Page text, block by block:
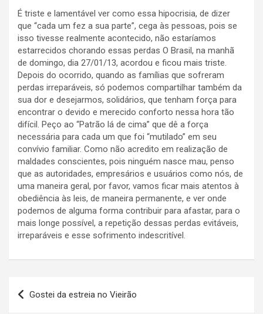
É triste e lamentável ver como essa hipocrisia, de dizer
que “cada um fez a sua parte”, cega às pessoas, pois se
isso tivesse realmente acontecido, não estaríamos
estarrecidos chorando essas perdas O Brasil, na manhã
de domingo, dia 27/01/13, acordou e ficou mais triste.
Depois do ocorrido, quando as famílias que sofreram
perdas irreparáveis, só podemos compartilhar também da
sua dor e desejarmos, solidários, que tenham força para
encontrar o devido e merecido conforto nessa hora tão
difícil. Peço ao “Patrão lá de cima” que dê a força
necessária para cada um que foi “mutilado” em seu
convívio familiar. Como não acredito em realização de
maldades conscientes, pois ninguém nasce mau, penso
que as autoridades, empresários e usuários como nós, de
uma maneira geral, por favor, vamos ficar mais atentos à
obediência às leis, de maneira permanente, e ver onde
podemos de alguma forma contribuir para afastar, para o
mais longe possível, a repetição dessas perdas evitáveis,
irreparáveis e esse sofrimento indescritível.
Navegação
de
Gostei da estreia no Vieirão